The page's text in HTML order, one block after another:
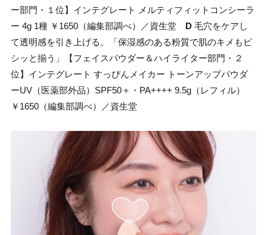
ー部門・１位】インテグレート メルティフィットコンシーラ
ー 4g 1種 ￥1650（編集部調べ）／資生堂 D 毛穴をケアし
て透明感を引き上げる。「保湿感のある粉質で肌のキメもピ
シッと揃う」【フェイスパウダー＆ハイライター部門・２
位】インテグレート すっぴんメイカー トーンアップパウダ
ーUV（医薬部外品）SPF50＋・PA++++ 9.5g（レフィル）
￥1650（編集部調べ）／資生堂